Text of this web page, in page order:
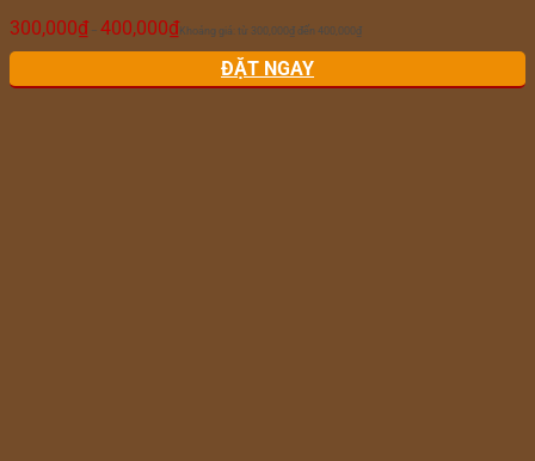
300,000₫ – 400,000₫ Khoảng giá: từ 300,000₫ đến 400,000₫
ĐẶT NGAY